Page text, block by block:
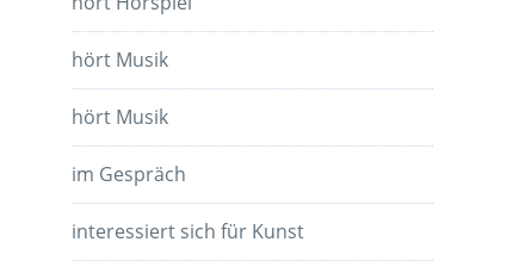
hört Musik
hört Musik
im Gespräch
interessiert sich für Kunst